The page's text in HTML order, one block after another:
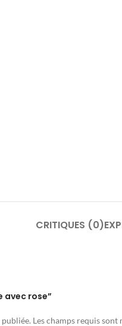
CRITIQUES (0)
avec rose”
publiée. Les champs requis sont